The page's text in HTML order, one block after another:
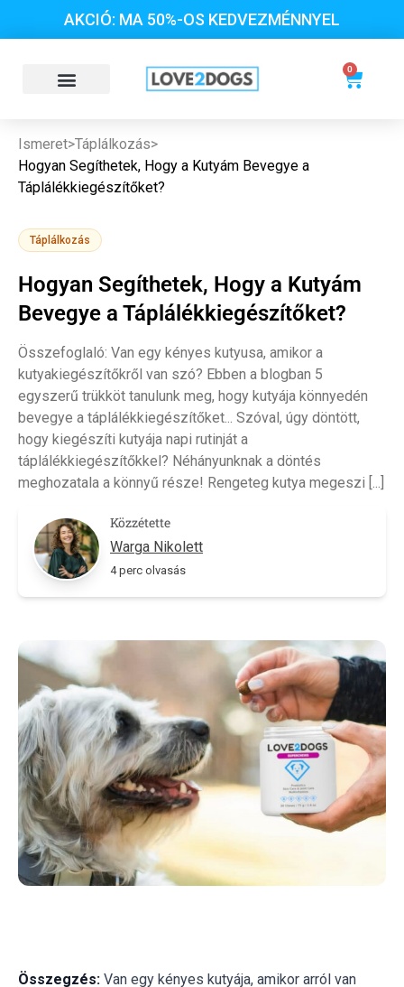
AKCIÓ: MA 50%-OS KEDVEZMÉNNYEL
0
Ismeret>Táplálkozás>
Hogyan Segíthetek, Hogy a Kutyám Bevegye a
Táplálékkiegészítőket?
Táplálkozás
Hogyan Segíthetek, Hogy a Kutyám
Bevegye a Táplálékkiegészítőket?
Összefoglaló: Van egy kényes kutyusa, amikor a
kutyakiegészítőkről van szó? Ebben a blogban 5
egyszerű trükköt tanulunk meg, hogy kutyája könnyedén
bevegye a táplálékkiegészítőket... Szóval, úgy döntött,
hogy kiegészíti kutyája napi rutinját a
táplálékkiegészítőkkel? Néhányunknak a döntés
meghozatala a könnyű része! Rengeteg kutya megeszi [...]
Közzétette
Warga Nikolett
4 perc olvasás
Összegzés: Van egy kényes kutyája, amikor arról van